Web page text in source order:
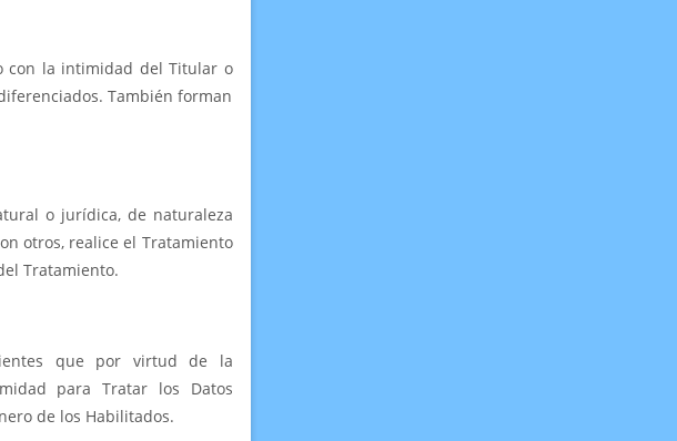
con la intimidad del Titular o
También forman
o jurídica, de naturaleza
otros, realice el Tratamiento
Tratamiento.
que por virtud de la
para Tratar los Datos
de los Habilitados.